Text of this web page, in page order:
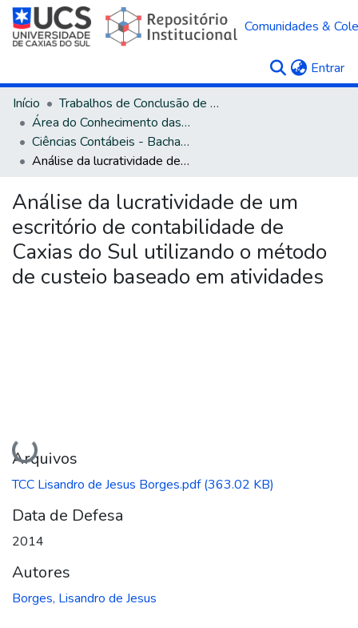
Comunidades &
Entrar
Início
Trabalhos de Conclusão de Curso
Área do Conhecimento das Ciências Sociais Aplicadas
Ciências Contábeis - Bacharelado
Análise da lucratividade de um escritório de contabilidade de Caxias do Sul utilizando o método de custeio baseado em atividades
Análise da lucratividade de um
escritório de contabilidade de
Caxias do Sul utilizando o método
de custeio baseado em atividades
Carregando...
Arquivos
TCC Lisandro de Jesus Borges.pdf(363.02 KB)
Data de Defesa
2014
Autores
Borges, Lisandro de Jesus